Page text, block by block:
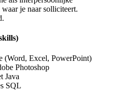
je naar solliciteert.
(Word, Excel, PowerPoint)
Photoshop
Java
SQL